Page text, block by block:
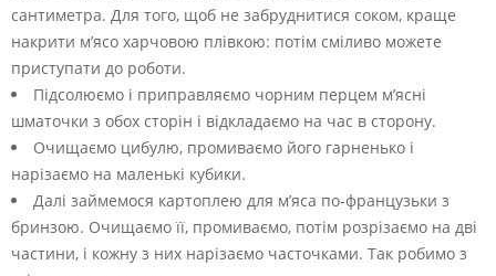
сантиметра. Для того, щоб не забруднитися соком, краще
накрити м’ясо харчовою плівкою: потім сміливо можете
приступати до роботи.
Підсолюємо і приправляємо чорним перцем м’ясні
шматочки з обох сторін і відкладаємо на час в сторону.
Очищаємо цибулю, промиваємо його гарненько і
нарізаємо на маленькі кубики.
Далі займемося картоплею для м’яса по-французьки з
бринзою. Очищаємо її, промиваємо, потім розрізаємо на дві
частини, і кожну з них нарізаємо часточками. Так робимо з